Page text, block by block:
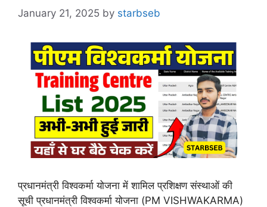
January 21, 2025 by starbseb
प्रधानमंत्री विश्वकर्मा योजना में शामिल प्रशिक्षण संस्थाओं की
सूची प्रधानमंत्री विश्वकर्मा योजना (PM VISHWAKARMA)